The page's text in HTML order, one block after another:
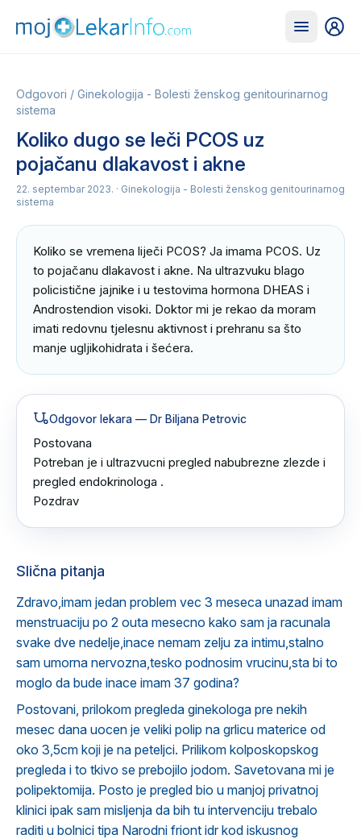
Odgovori / Ginekologija - Bolesti ženskog genitourinarnog
sistema
Koliko dugo se leči PCOS uz
pojačanu dlakavost i akne
22. septembar 2023. · Ginekologija - Bolesti ženskog genitourinarnog
sistema
Koliko se vremena liječi PCOS? Ja imama PCOS. Uz
to pojačanu dlakavost i akne. Na ultrazvuku blago
policistične jajnike i u testovima hormona DHEAS i
Androstendion visoki. Doktor mi je rekao da moram
imati redovnu tjelesnu aktivnost i prehranu sa što
manje ugljikohidrata i šećera.
Odgovor lekara — Dr Biljana Petrovic
Postovana
Potreban je i ultrazvucni pregled nabubrezne zlezde i
pregled endokrinologa .
Pozdrav
Slična pitanja
Zdravo,imam jedan problem vec 3 meseca unazad imam
menstruaciju po 2 outa mesecno kako sam ja racunala
svake dve nedelje,inace nemam zelju za intimu,stalno
sam umorna nervozna,tesko podnosim vrucinu,sta bi to
moglo da bude inace imam 37 godina?
Postovani, prilokom pregleda ginekologa pre nekih
mesec dana uocen je veliki polip na grlicu materice od
oko 3,5cm koji je na peteljci. Prilikom kolposkopskog
pregleda i to tkivo se prebojilo jodom. Savetovana mi je
polipektomija. Posto je pregled bio u manjoj privatnoj
klinici ipak sam misljenja da bih tu intervenciju trebalo
raditi u bolnici tipa Narodni friont idr kod iskusnog